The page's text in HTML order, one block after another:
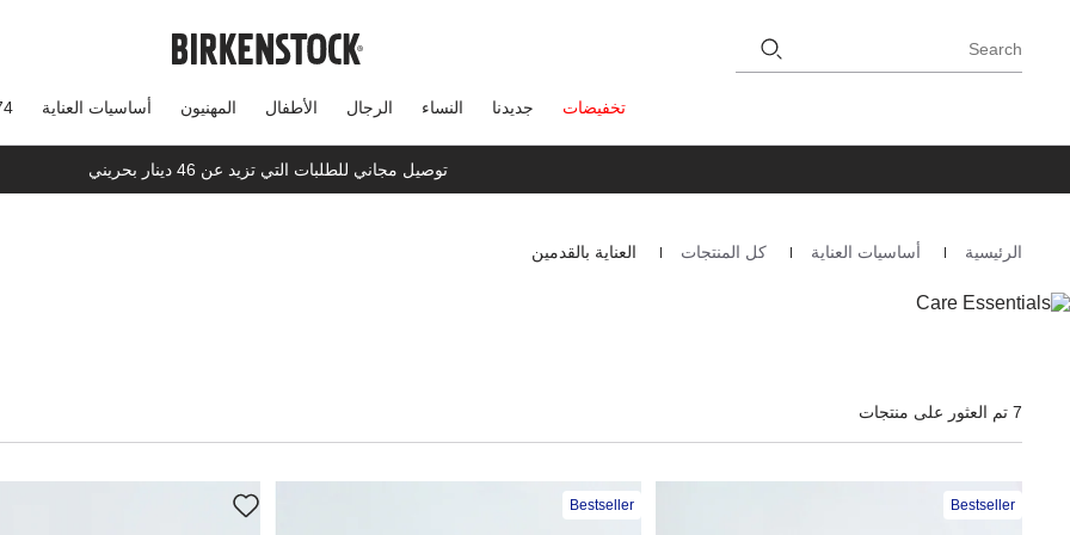
Search
تخفيضات جديدنا النساء الرجال الأطفال المهنيون أساسيات العناية
توصيل مجاني للطلبات التي تزيد عن 46 دينار بحريني
Homepage الرئيسية أساسيات العناية كل المنتجات العناية بالقدمين
7 تم العثور على منتجات
Bestseller
Bestseller